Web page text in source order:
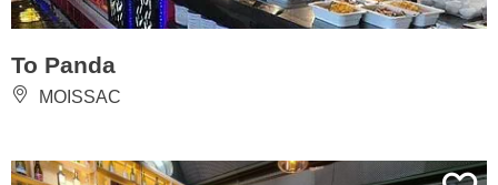
To Panda
MOISSAC